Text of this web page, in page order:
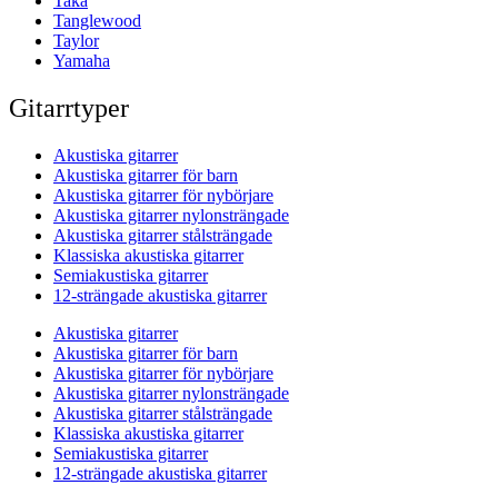
Tanglewood
Taylor
Yamaha
Gitarrtyper
Akustiska gitarrer
Akustiska gitarrer för barn
Akustiska gitarrer för nybörjare
Akustiska gitarrer nylonsträngade
Akustiska gitarrer stålsträngade
Klassiska akustiska gitarrer
Semiakustiska gitarrer
12-strängade akustiska gitarrer
Akustiska gitarrer
Akustiska gitarrer för barn
Akustiska gitarrer för nybörjare
Akustiska gitarrer nylonsträngade
Akustiska gitarrer stålsträngade
Klassiska akustiska gitarrer
Semiakustiska gitarrer
12-strängade akustiska gitarrer